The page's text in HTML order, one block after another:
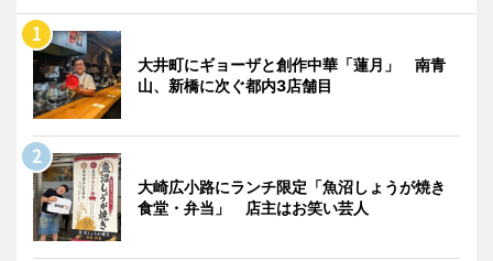
大井町にギョーザと創作中華「蓮月」 南青
山、新橋に次ぐ都内3店舗目
大崎広小路にランチ限定「魚沼しょうが焼き
食堂・弁当」 店主はお笑い芸人